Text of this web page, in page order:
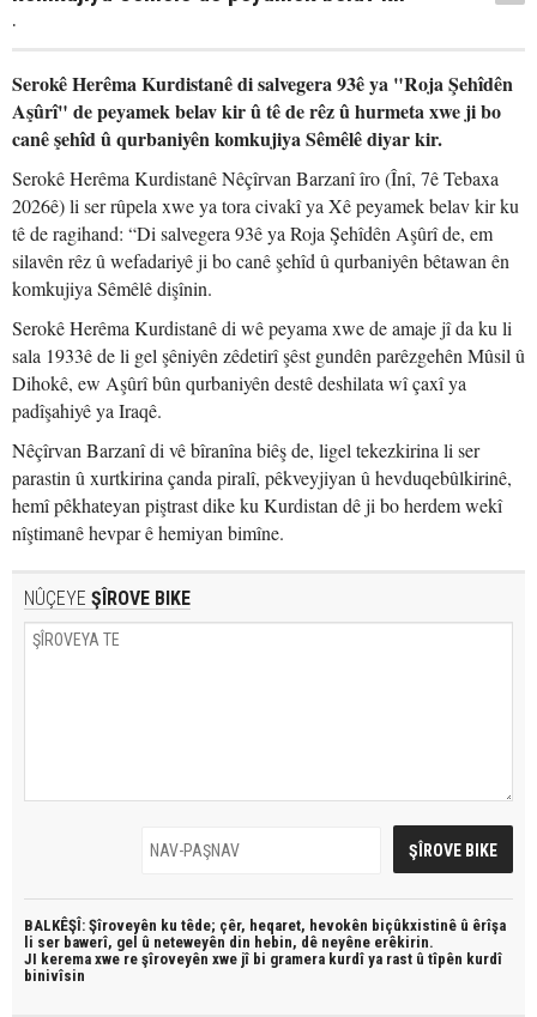
.
Serokê Herêma Kurdistanê di salvegera 93ê ya "Roja Şehîdên
Aşûrî" de peyamek belav kir û tê de rêz û hurmeta xwe ji bo
canê şehîd û qurbaniyên komkujiya Sêmêlê diyar kir.
Serokê Herêma Kurdistanê Nêçîrvan Barzanî îro (Înî, 7ê Tebaxa
2026ê) li ser rûpela xwe ya tora civakî ya Xê peyamek belav kir ku
tê de ragihand: “Di salvegera 93ê ya Roja Şehîdên Aşûrî de, em
silavên rêz û wefadariyê ji bo canê şehîd û qurbaniyên bêtawan ên
komkujiya Sêmêlê dişînin.
Serokê Herêma Kurdistanê di wê peyama xwe de amaje jî da ku li
sala 1933ê de li gel şêniyên zêdetirî şêst gundên parêzgehên Mûsil û
Dihokê, ew Aşûrî bûn qurbaniyên destê deshilata wî çaxî ya
padîşahiyê ya Iraqê.
Nêçîrvan Barzanî di vê bîranîna biêş de, ligel tekezkirina li ser
parastin û xurtkirina çanda piralî, pêkveyjiyan û hevduqebûlkirinê,
hemî pêkhateyan piştrast dike ku Kurdistan dê ji bo herdem wekî
nîştimanê hevpar ê hemiyan bimîne.
NÛÇEYE ŞÎROVE BIKE
BALKÊŞÎ: Şîroveyên ku têde; çêr, heqaret, hevokên biçûkxistinê û êrîşa
li ser bawerî, gel û neteweyên din hebin, dê neyêne erêkirin.
JI kerema xwe re şîroveyên xwe jî bi gramera kurdî ya rast û tîpên kurdî
binivîsin